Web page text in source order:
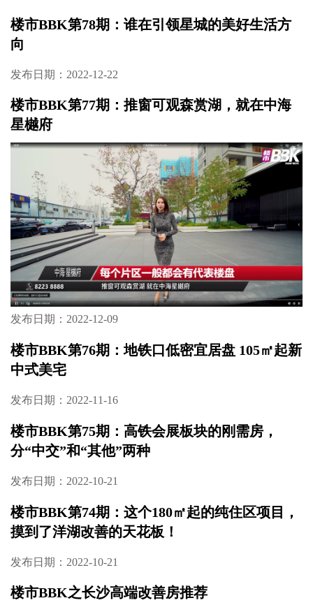
楼市BBK第78期：谁在引领星城的美好生活方
向
发布日期：2022-12-22
楼市BBK第77期：推窗可观森赏湖，就在中海
星樾府
发布日期：2022-12-09
楼市BBK第76期：地铁口低密宜居盘 105㎡起新
中式美宅
发布日期：2022-11-16
楼市BBK第75期：高铁会展板块的刚需房，